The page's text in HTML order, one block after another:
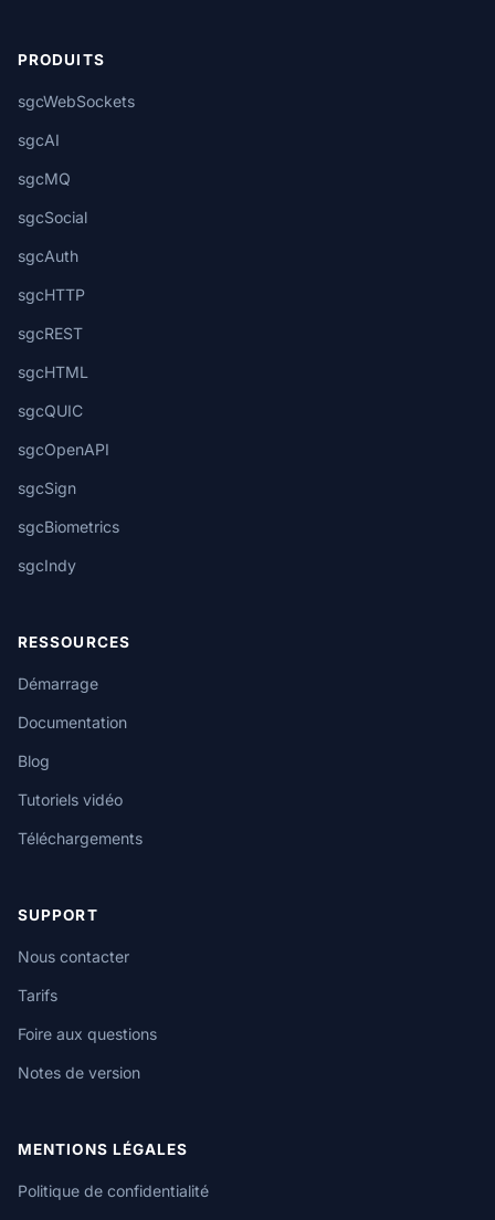
PRODUITS
sgcWebSockets
sgcAI
sgcMQ
sgcSocial
sgcAuth
sgcHTTP
sgcREST
sgcHTML
sgcQUIC
sgcOpenAPI
sgcSign
sgcBiometrics
sgcIndy
RESSOURCES
Démarrage
Documentation
Blog
Tutoriels vidéo
Téléchargements
SUPPORT
Nous contacter
Tarifs
Foire aux questions
Notes de version
MENTIONS LÉGALES
Politique de confidentialité